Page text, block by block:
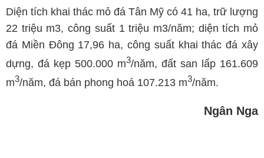
Diện tích khai thác mỏ đá Tân Mỹ có 41 ha, trữ lượng
22 triệu m3, công suất 1 triệu m3/năm; diện tích mỏ
đá Miền Đông 17,96 ha, công suất khai thác đá xây
dựng, đá kẹp 500.000 m3/năm, đất san lấp 161.609
m3/năm, đá bán phong hoá 107.213 m3/năm.
Ngân Nga